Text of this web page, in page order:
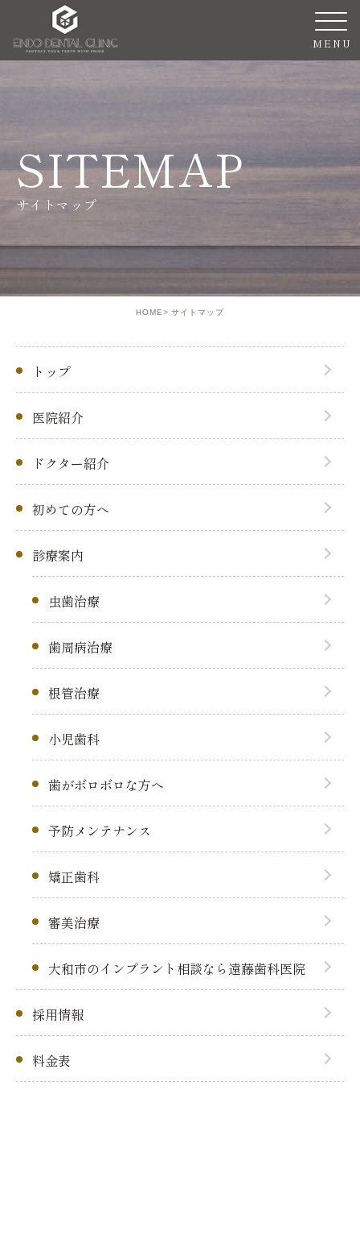
SITEMAP
サイトマップ
HOME サイトマップ
トップ
医院紹介
ドクター紹介
初めての方へ
診療案内
虫歯治療
歯周病治療
根管治療
小児歯科
歯がボロボロな方へ
予防メンテナンス
矯正歯科
審美治療
大和市のインプラント相談なら遠藤歯科医院
採用情報
料金表